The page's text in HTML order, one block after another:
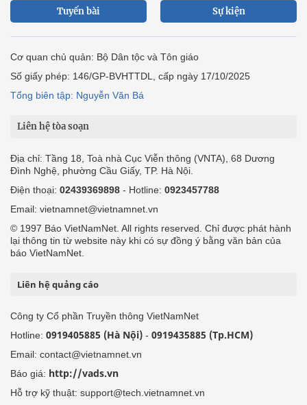
Tuyến bài Sự kiện
Cơ quan chủ quản: Bộ Dân tộc và Tôn giáo
Số giấy phép: 146/GP-BVHTTDL, cấp ngày 17/10/2025
Tổng biên tập: Nguyễn Văn Bá
Liên hệ tòa soạn
Địa chỉ: Tầng 18, Toà nhà Cục Viễn thông (VNTA), 68 Dương
Đình Nghệ, phường Cầu Giấy, TP. Hà Nội.
Điện thoại: 02439369898 - Hotline: 0923457788
Email: vietnamnet@vietnamnet.vn
© 1997 Báo VietNamNet. All rights reserved. Chỉ được phát hành
lại thông tin từ website này khi có sự đồng ý bằng văn bản của
báo VietNamNet.
Liên hệ quảng cáo
Công ty Cổ phần Truyền thông VietNamNet
Hotline: 0919405885 (Hà Nội) - 0919435885 (Tp.HCM)
Email: contact@vietnamnet.vn
Báo giá: http://vads.vn
Hỗ trợ kỹ thuật: support@tech.vietnamnet.vn